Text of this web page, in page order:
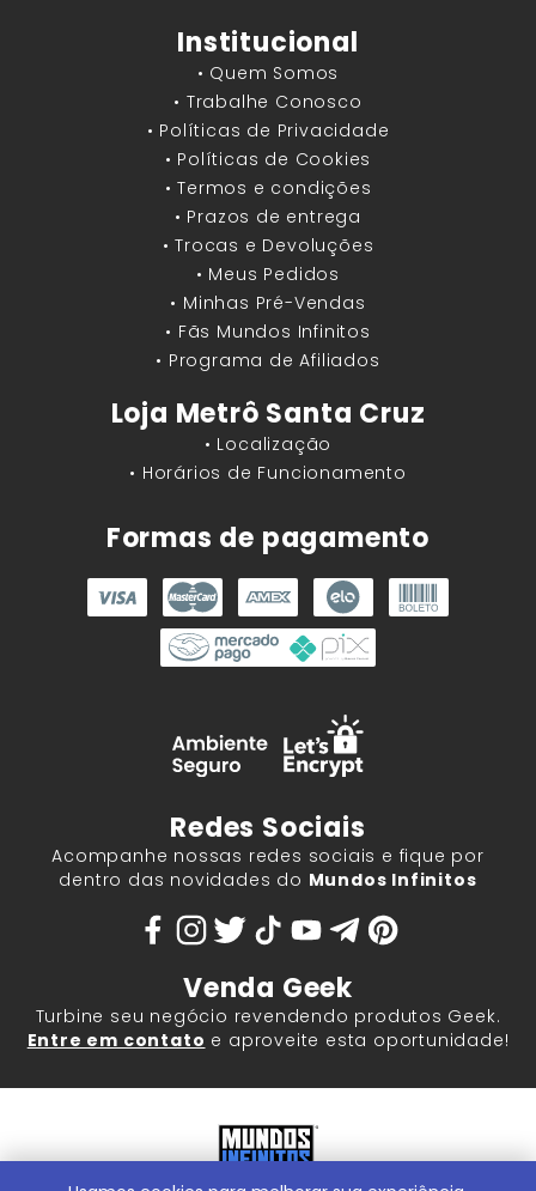
Institucional
• Quem Somos
• Trabalhe Conosco
• Políticas de Privacidade
• Políticas de Cookies
• Termos e condições
• Prazos de entrega
• Trocas e Devoluções
• Meus Pedidos
• Minhas Pré-Vendas
• Fãs Mundos Infinitos
• Programa de Afiliados
Loja Metrô Santa Cruz
• Localização
• Horários de Funcionamento
Formas de pagamento
Redes Sociais
Acompanhe nossas redes sociais e fique por
dentro das novidades do Mundos Infinitos
Venda Geek
Turbine seu negócio revendendo produtos Geek.
Entre em contato e aproveite esta oportunidade!